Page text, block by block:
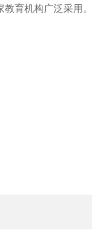
育机构广泛采用。